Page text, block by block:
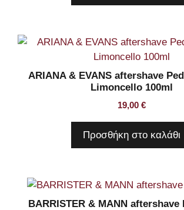
ARIANA & EVANS aftershave
Limoncello 100ml
19,00 €
Προσθήκη στο καλάθι
BARRISTER & MANN aftershave